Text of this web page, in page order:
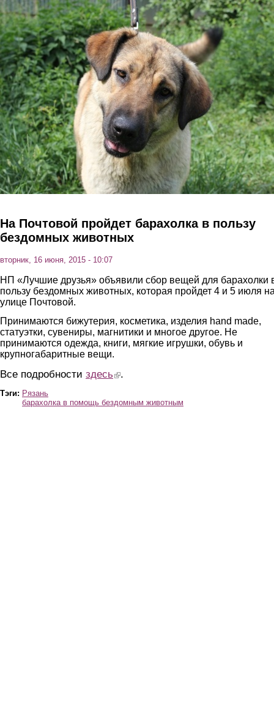
Перейти к основному содержанию
На Почтовой пройдет барахолка в пользу
бездомных животных
вторник, 16 июня, 2015 - 10:07
НП «Лучшие друзья» объявили сбор вещей для барахолки
пользу бездомных животных, которая пройдет 4 и 5 июля
улице Почтовой.
Принимаются бижутерия, косметика, изделия hand made,
статуэтки, сувениры, магнитики и многое другое. Не
принимаются одежда, книги, мягкие игрушки, обувь и
крупногабаритные вещи.
Все подробности здесь (link is external)
.
Тэги: Рязань
барахолка в помощь бездомным животным